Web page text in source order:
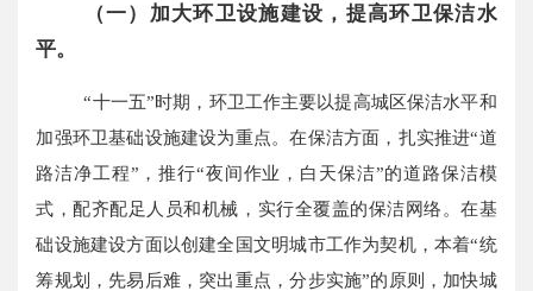
（一）加大环卫设施建设，提高环卫保洁水
平。
“十一五”时期，环卫工作主要以提高城区保洁水平和
加强环卫基础设施建设为重点。在保洁方面，扎实推进“道
路洁净工程”，推行“夜间作业，白天保洁”的道路保洁模
式，配齐配足人员和机械，实行全覆盖的保洁网络。在基
础设施建设方面以创建全国文明城市工作为契机，本着“统
筹规划，先易后难，突出重点，分步实施”的原则，加快城